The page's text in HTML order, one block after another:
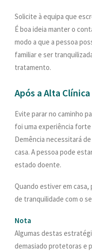
Solicite à equipa que
É boa ideia manter o
modo a que a pessoa
familiar e ser
tratamento.
Após a Alta Clínica
Evite parar no caminho
foi uma experiência
Demência necessitará
casa. A pessoa pode
estado doente.
Quando estiver em
de tranquilidade com o
Nota
Algumas destas
demasiado protetoras e